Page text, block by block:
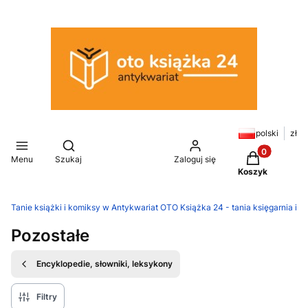
Menu
Otwórz wyszukiwarkę
Szukaj Zaloguj się
polski zł
Produkty w
Koszyk
Tanie książki i komiksy w Antykwariat OTO Książka 24 - tania księgarnia
Pozostałe
Encyklopedie, słowniki, leksykony
Filtry